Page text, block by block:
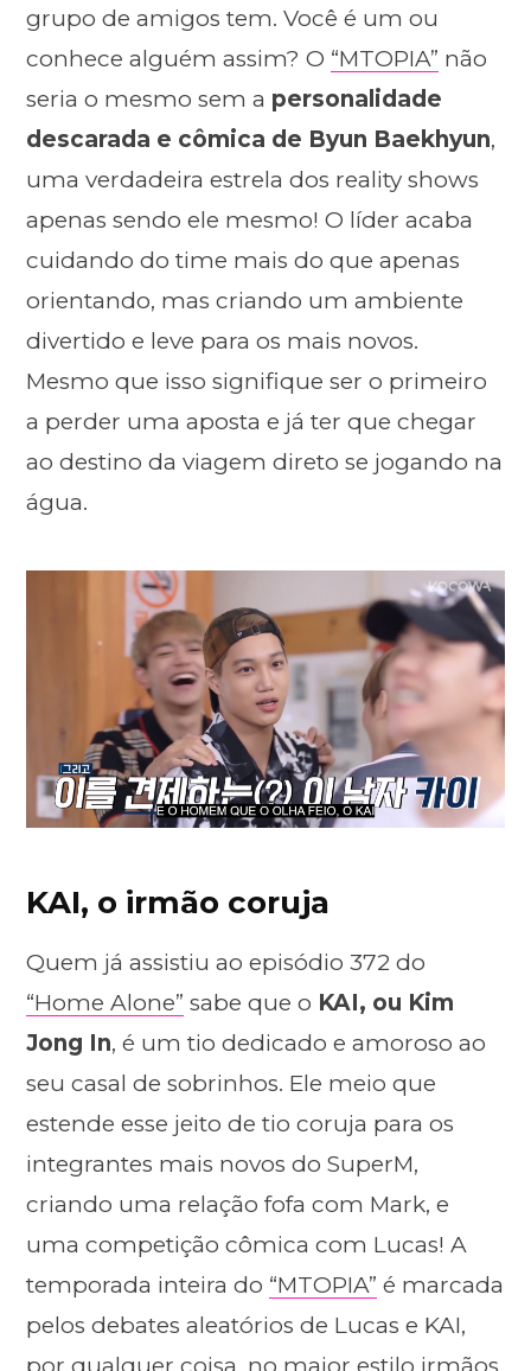
grupo de amigos tem. Você é um ou
conhece alguém assim? O “MTOPIA” não
seria o mesmo sem a personalidade
descarada e cômica de Byun Baekhyun,
uma verdadeira estrela dos reality shows
apenas sendo ele mesmo! O líder acaba
cuidando do time mais do que apenas
orientando, mas criando um ambiente
divertido e leve para os mais novos.
Mesmo que isso signifique ser o primeiro
a perder uma aposta e já ter que chegar
ao destino da viagem direto se jogando na
água.
KAI, o irmão coruja
Quem já assistiu ao episódio 372 do
“Home Alone” sabe que o KAI, ou Kim
Jong In, é um tio dedicado e amoroso ao
seu casal de sobrinhos. Ele meio que
estende esse jeito de tio coruja para os
integrantes mais novos do SuperM,
criando uma relação fofa com Mark, e
uma competição cômica com Lucas! A
temporada inteira do “MTOPIA” é marcada
pelos debates aleatórios de Lucas e KAI,